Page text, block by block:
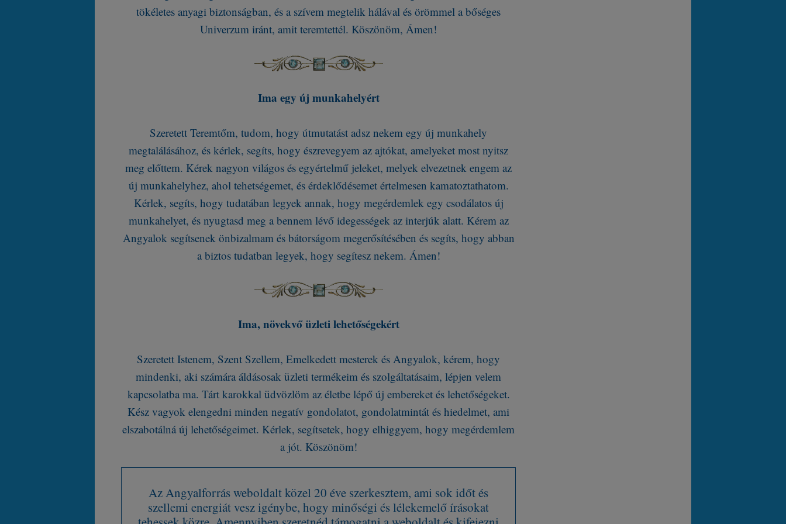
tökéletes anyagi biztonságban, és a szívem megtelik hálával és örömmel a bőséges
Univerzum iránt, amit teremtettél. Köszönöm, Ámen!
Ima egy új munkahelyért
Szeretett Teremtőm, tudom, hogy útmutatást adsz nekem egy új munkahely
megtalálásához, és kérlek, segíts, hogy észrevegyem az ajtókat, amelyeket most nyitsz
meg előttem. Kérek nagyon világos és egyértelmű jeleket, melyek elvezetnek engem az
új munkahelyhez, ahol tehetségemet, és érdeklődésemet értelmesen kamatoztathatom.
Kérlek, segíts, hogy tudatában legyek annak, hogy megérdemlek egy csodálatos új
munkahelyet, és nyugtasd meg a bennem lévő idegességek az interjúk alatt. Kérem az
Angyalok segítsenek önbizalmam és bátorságom megerősítésében és segíts, hogy abban
a biztos tudatban legyek, hogy segítesz nekem. Ámen!
Ima, növekvő üzleti lehetőségekért
Szeretett Istenem, Szent Szellem, Emelkedett mesterek és Angyalok, kérem, hogy
mindenki, aki számára áldásosak üzleti termékeim és szolgáltatásaim, lépjen velem
kapcsolatba ma. Tárt karokkal üdvözlöm az életbe lépő új embereket és lehetőségeket.
Kész vagyok elengedni minden negatív gondolatot, gondolatmintát és hiedelmet, ami
elszabotálná új lehetőségeimet. Kérlek, segítsetek, hogy elhiggyem, hogy megérdemlem
a jót. Köszönöm!
Az Angyalforrás weboldalt közel 20 éve szerkesztem, ami sok időt és
szellemi energiát vesz igénybe, hogy minőségi és lélekemelő írásokat